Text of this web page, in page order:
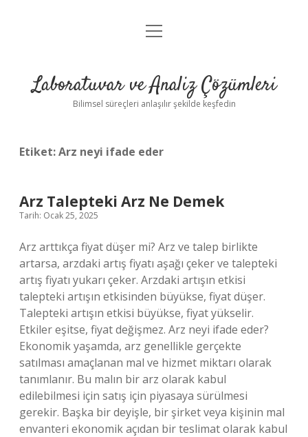
Anasayfa
Yasal Uyarı
menüyü
Laboratuvar ve Analiz Çözümleri
Bilimsel süreçleri anlaşılır şekilde keşfedin
Etiket:Arz neyi ifade eder
Arz Talepteki Arz Ne Demek
Tarih: Ocak 25, 2025
Arz arttıkça fiyat düşer mi? Arz ve talep birlikte
artarsa, arzdaki artış fiyatı aşağı çeker ve talepteki
artış fiyatı yukarı çeker. Arzdaki artışın etkisi
talepteki artışın etkisinden büyükse, fiyat düşer.
Talepteki artışın etkisi büyükse, fiyat yükselir.
Etkiler eşitse, fiyat değişmez. Arz neyi ifade eder?
Ekonomik yaşamda, arz genellikle gerçekte
satılması amaçlanan mal ve hizmet miktarı olarak
tanımlanır. Bu malın bir arz olarak kabul
edilebilmesi için satış için piyasaya sürülmesi
gerekir. Başka bir deyişle, bir şirket veya kişinin mal
envanteri ekonomik açıdan bir teslimat olarak kabul